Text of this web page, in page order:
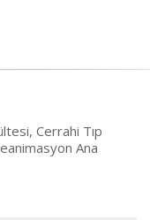
Cerrahi Tıp
Ana